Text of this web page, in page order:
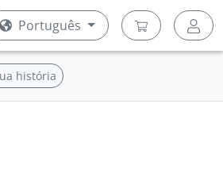
Português
história